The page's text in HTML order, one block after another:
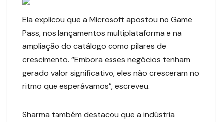
Ela explicou que a Microsoft apostou no Game
Pass, nos lançamentos multiplataforma e na
ampliação do catálogo como pilares de
crescimento. “Embora esses negócios tenham
gerado valor significativo, eles não cresceram no
ritmo que esperávamos”, escreveu.
Sharma também destacou que a indústria